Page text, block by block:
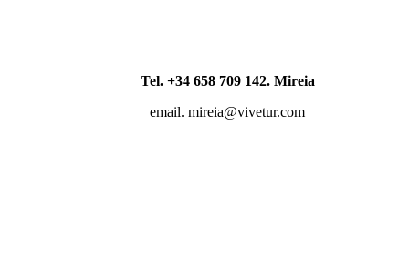
Tel. +34 658 709 142. Mireia
email. mireia@vivetur.com